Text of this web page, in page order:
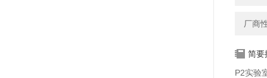
厂商
简要
P2实验